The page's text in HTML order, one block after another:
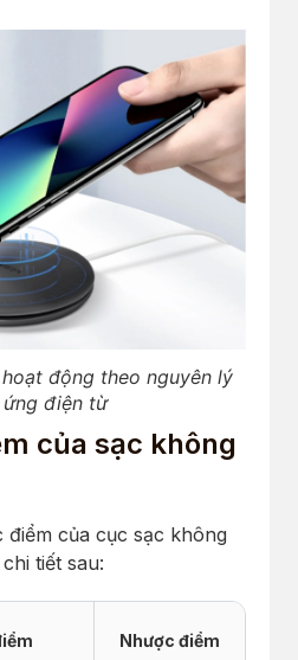
động theo nguyên lý
điện từ
của sạc không
của cục sạc không
tiết sau:
Nhược điểm